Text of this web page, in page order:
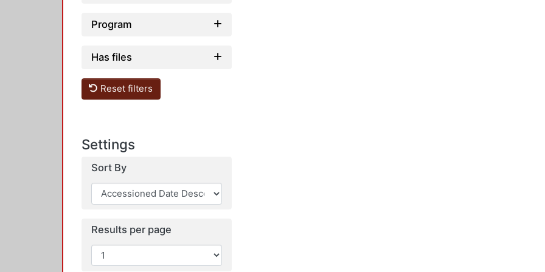
Program
Has files
Reset filters
Settings
Sort By
Results per page